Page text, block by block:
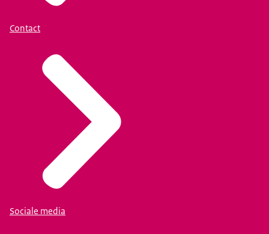
Contact
Sociale media